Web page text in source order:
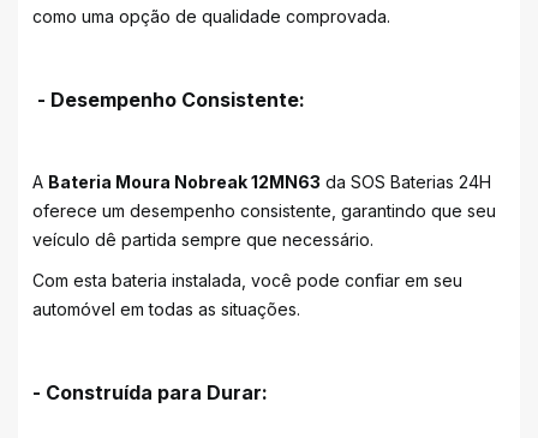
como uma opção de qualidade comprovada.
- Desempenho Consistente:
A Bateria Moura Nobreak 12MN63 da SOS Baterias 24H
oferece um desempenho consistente, garantindo que seu
veículo dê partida sempre que necessário.
Com esta bateria instalada, você pode confiar em seu
automóvel em todas as situações.
- Construída para Durar: